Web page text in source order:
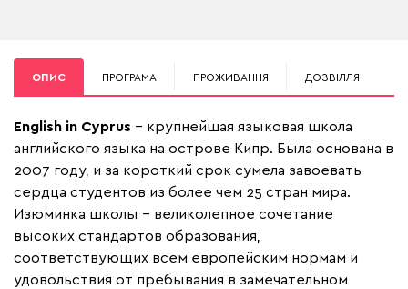
ОПИС ПРОГРАМА ПРОЖИВАННЯ ДОЗВІЛЛЯ
English in Cyprus – крупнейшая языковая школа
английского языка на острове Кипр. Была основана в
2007 году, и за короткий срок сумела завоевать
сердца студентов из более чем 25 стран мира.
Изюминка школы – великолепное сочетание
высоких стандартов образования,
соответствующих всем европейским нормам и
удовольствия от пребывания в замечательном